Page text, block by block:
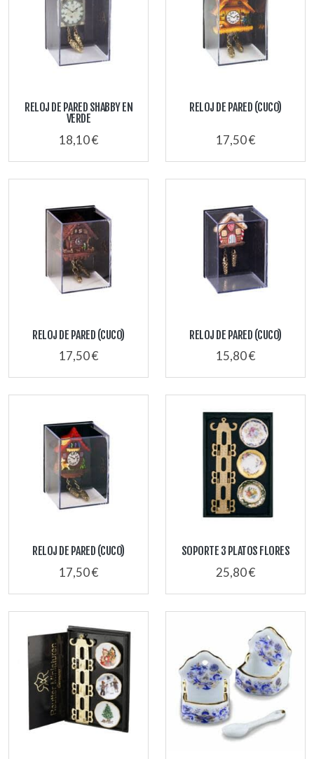
RELOJ DE PARED SHABBY EN
VERDE
18,10 €
RELOJ DE PARED (CUCO)
17,50 €
RELOJ DE PARED (CUCO)
17,50 €
RELOJ DE PARED (CUCO)
15,80 €
RELOJ DE PARED (CUCO)
17,50 €
SOPORTE 3 PLATOS FLORES
25,80 €